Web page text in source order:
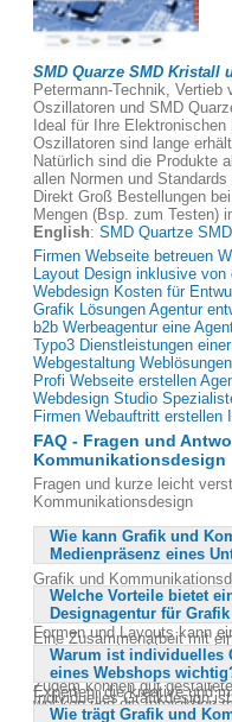
SMD Quarze SMD Kristall
Petermann-Technik, Vertieb
Oszillatoren und SMD
Ideal für Ihre
Oszillatoren sind lange
Natürlich sind die Produkte
allen Normen und
Direkt Groß Bestellungen
Mengen (Bsp. zum Testen)
English: SMD Quartze
Firmen Webseite betreuen
Layout Design inklusive
Webdesign Kosten für
Grafik Lösungen Agentur
b2b Werbeagentur eine
Typo3 Dienstleistungen
Webgestaltung
Profi Webseite erstellen
Webdesign Studio
Firmen Webauftritt erstellen
FAQ - Fragen und
Kommunikationsdesign
Fragen und kurze leicht
Kommunikationsdesign
Wie kann Grafik und
Medienpräsenz eines
Grafik und
bei der Verbesserung der
Durch den gezielten
Formen und Layouts kann
und ansprechend
Markenwahrnehmung und
Zudem können gut
wecken und die Interaktion
Welche Vorteile bietet
Designagentur für
Eine Zusammenarbeit mit
Vorteile für Unternehmen,
optimieren möchten.
Experten, die kreative und
können. Sie bieten ein
Warum ist individuelles
eines Webshops
Individuelles Grafikdesign
Webshops, da es die
Wie trägt Grafik und